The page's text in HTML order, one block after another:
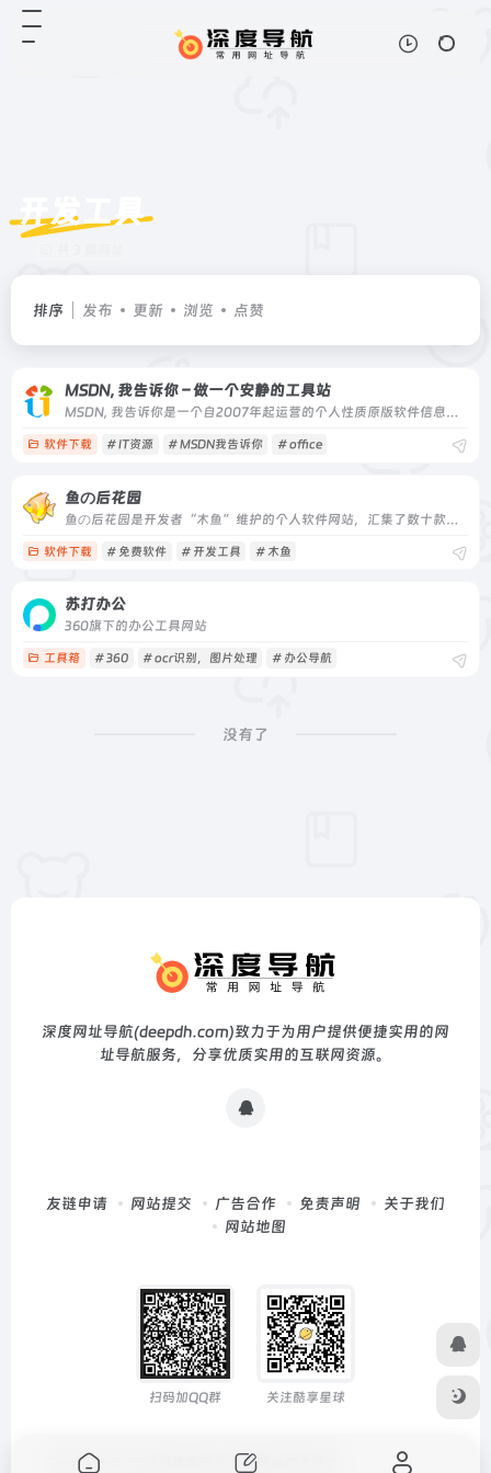
开发工具
排序 发布 更新 浏览 点赞
MSDN, 我告诉你 – 做一个安静的工具站
MSDN, 我告诉你是一个自2007年起运营的个人性质原版软件信息收录站点，提供微软Windows、Office、开发工具等原版镜像的索引与下载指引，适合需要纯净安装包的技术人员。
软件下载 # IT资源 # MSDN我告诉你 # office
鱼の后花园
软件下载 # 免费软件 # 开发工具 # 木鱼
苏打办公
360旗下的办公工具网站
工具箱 # 360 # ocr识别，图片处理 # 办公导航
没有了
深度网址导航(deepdh.com)致力于为用户提供便捷实用的网
址导航服务，分享优质实用的互联网资源。
友链申请 网站提交 广告合作 免责声明
关于我们
网站地图
扫码加QQ群 关注酷享星球
Copyright © 2026 OneNav